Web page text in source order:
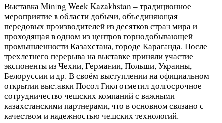
Выставка Mining Week Kazakhstan – традиционное
мероприятие в области добычи, объединяющая
передовых производителей из десятков стран мира и
проходящая в одном из центров горнодобывающей
промышленности Казахстана, городе Караганда. После
трехлетнего перерыва на выставке приняли участие
экспоненты из Чехии, Германии, Польши, Украины,
Белоруссии и др. В своём выступлении на официальном
открытии выставки Посол Гикл отметил долгосрочное
сотрудничество чешских компаний с важными
казахстанскими партнерами, что в основном связано с
качеством и надежностью чешских технологий.